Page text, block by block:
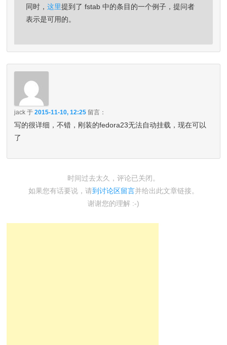
同时，这里提到了 fstab 中的条目的一个例子，提问者
表示是可用的。
jack 于2015-11-10, 12:25 留言：
写的很详细，不错，刚装的fedora23无法自动挂载，现在可以
了
时间过去太久，评论已关闭。
如果您有话要说，请到讨论区留言并给出此文章链接。
谢谢您的理解 :-)